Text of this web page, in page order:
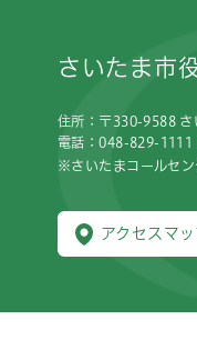
さいたま市
住所：〒330-9588 さ
電話：048-829-1111
※さいたまコールセン
アクセスマ